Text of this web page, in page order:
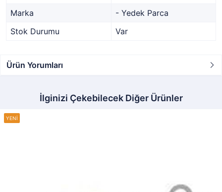
Marka
- Yedek Parca
Stok Durumu
Var
Ürün Yorumları
İlginizi Çekebilecek Diğer Ürünler